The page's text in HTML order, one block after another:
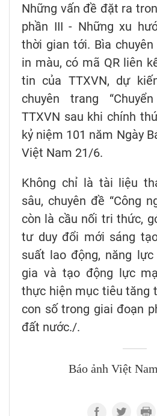
Những vấn đề đặt ra
phần III - Những xu
thời gian tới. Bìa
in màu, có mã QR liên
tin của TTXVN, dự
chuyên trang
TTXVN sau khi chính
kỷ niệm 101 năm Ngày
Việt Nam 21/6.
Không chỉ là tài liệu
sâu, chuyên đề “Công
còn là cầu nối tri thức,
tư duy đổi mới sáng
suất lao động, năng
gia và tạo động lực
thực hiện mục tiêu tăng
con số trong giai đoạn
đất nước./.
Báo ảnh Việt